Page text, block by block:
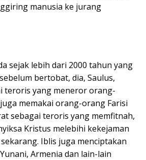
manusia ke jurang
sejak lebih dari 2000 tahun yang
bertobat, dia, Saulus,
teroris yang meneror orang-
memakai orang-orang Farisi
sebagai teroris yang memfitnah,
Kristus melebihi kekejaman
Iblis juga menciptakan
Armenia dan lain-lain